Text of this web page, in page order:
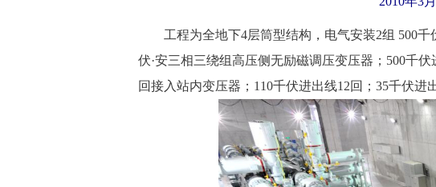
工程为全地下4层筒型结构，电气安装2组 500千伏
伏·安三相三绕组高压侧无励磁调压变压器；500千
回接入站内变压器；110千伏进出线12回；35千伏进